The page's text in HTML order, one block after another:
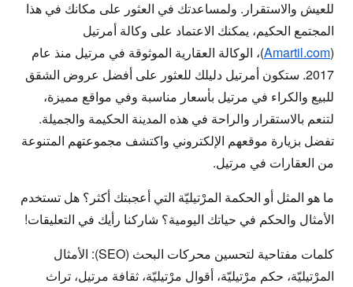
للعيش والاستقرار. ولمساعدتك في العثور على مكانك في هذا
المجتمع الحكيم، يمكنك الاعتماد على وكالة أمرتيل
(
Amartil.com)، الوكالة العقارية الموثوقة في مرتيل منذ عام
2017. ستكون
أمرتيل دليلك للعثور على أفضل عروض الشقق
للبيع والكراء في مرتيل بأسعار مناسبة وفي مواقع مميزة،
لتنعم بالاستقرار والراحة في هذه المدينة الحكيمة والجميلة.
تفضل بزيارة موقعهم الإلكتروني واكتشف مجموعتهم المتنوعة
من العقارات في مرتيل.
ما هو المثل أو الحكمة المرْتيليّة التي أعجبتك أكثر؟ هل تستخدم
الأمثال والحكم في حياتك اليومية؟ شاركنا رأيك في التعليقات!
كلمات مفتاحية لتحسين محركات البحث (SEO):
الأمثال
المرْتيليّة، حكم مرْتيليّة، أقوال مرْتيليّة، ثقافة مرتيل، تراث